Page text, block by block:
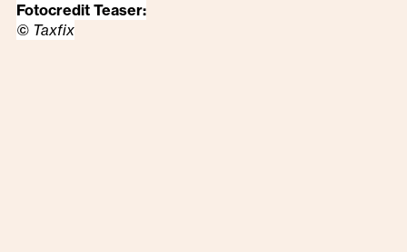
Fotocredit Teaser:
© Taxfix